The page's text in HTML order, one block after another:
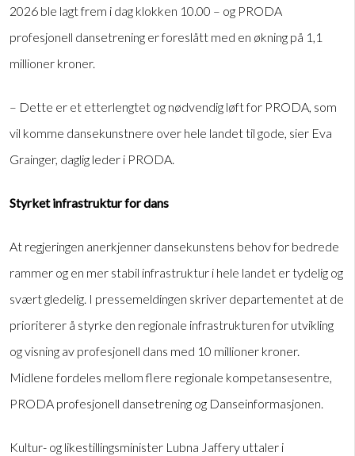
2026 ble lagt frem i dag klokken 10.00 – og PRODA
profesjonell dansetrening er foreslått med en økning på 1,1
millioner kroner.
– Dette er et etterlengtet og nødvendig løft for PRODA, som
vil komme dansekunstnere over hele landet til gode, sier Eva
Grainger, daglig leder i PRODA.
Styrket infrastruktur for dans
At regjeringen anerkjenner dansekunstens behov for bedrede
rammer og en mer stabil infrastruktur i hele landet er tydelig og
svært gledelig. I pressemeldingen skriver departementet at de
prioriterer å styrke den regionale infrastrukturen for utvikling
og visning av profesjonell dans med 10 millioner kroner.
Midlene fordeles mellom flere regionale kompetansesentre,
PRODA profesjonell dansetrening og Danseinformasjonen.
Kultur- og likestillingsminister Lubna Jaffery uttaler i